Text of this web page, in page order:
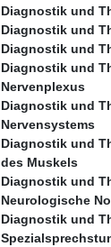
Diagnostik und
Diagnostik und
Diagnostik und
Diagnostik und
Nervenplexus
Diagnostik und
Nervensystems
Diagnostik und
des Muskels
Diagnostik und
Neurologische
Diagnostik und